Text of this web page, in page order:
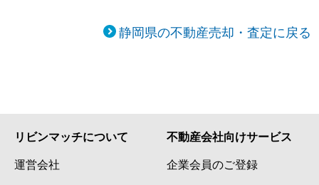
静岡県の不動産売却・査定に戻る
リビンマッチについて
運営会社
不動産会社向けサービス
企業会員のご登録